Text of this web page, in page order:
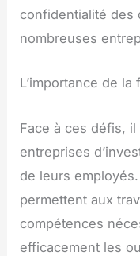
confidentialité des
nombreuses
L’importance de
Face à ces défis,
entreprises
de leurs
permettent aux
compétences
efficacement les